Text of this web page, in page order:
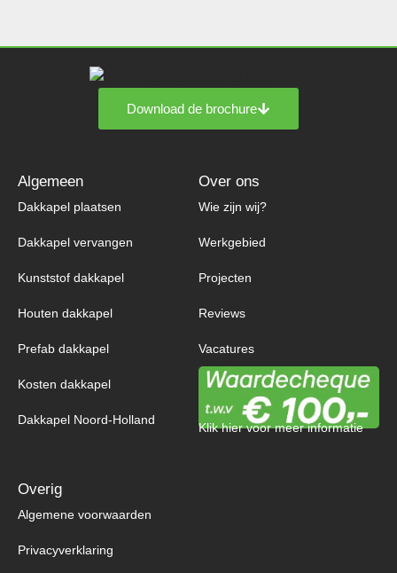
Download de brochure
Algemeen
Dakkapel plaatsen
Dakkapel vervangen
Kunststof dakkapel
Houten dakkapel
Prefab dakkapel
Kosten dakkapel
Dakkapel Noord-Holland
Over ons
Wie zijn wij?
Werkgebied
Projecten
Reviews
Vacatures
Klik hier voor meer informatie
Overig
Algemene voorwaarden
Privacyverklaring